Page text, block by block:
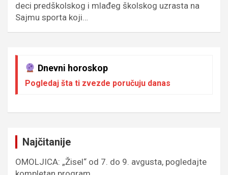
deci predškolskog i mlađeg školskog uzrasta na
Sajmu sporta koji…
Dnevni horoskop
Pogledaj šta ti zvezde poručuju danas
Najčitanije
OMOLJICA: „Žisel“ od 7. do 9. avgusta, pogledajte